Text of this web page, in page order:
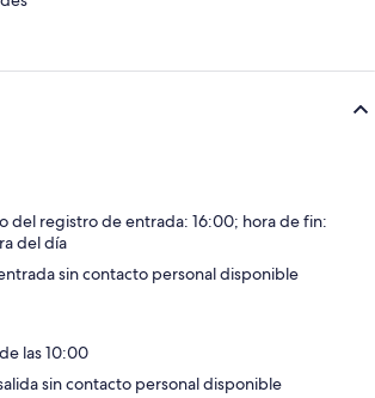
del registro de entrada: 16:00; hora de fin:
del día
sin contacto personal disponible
las 10:00
sin contacto personal disponible